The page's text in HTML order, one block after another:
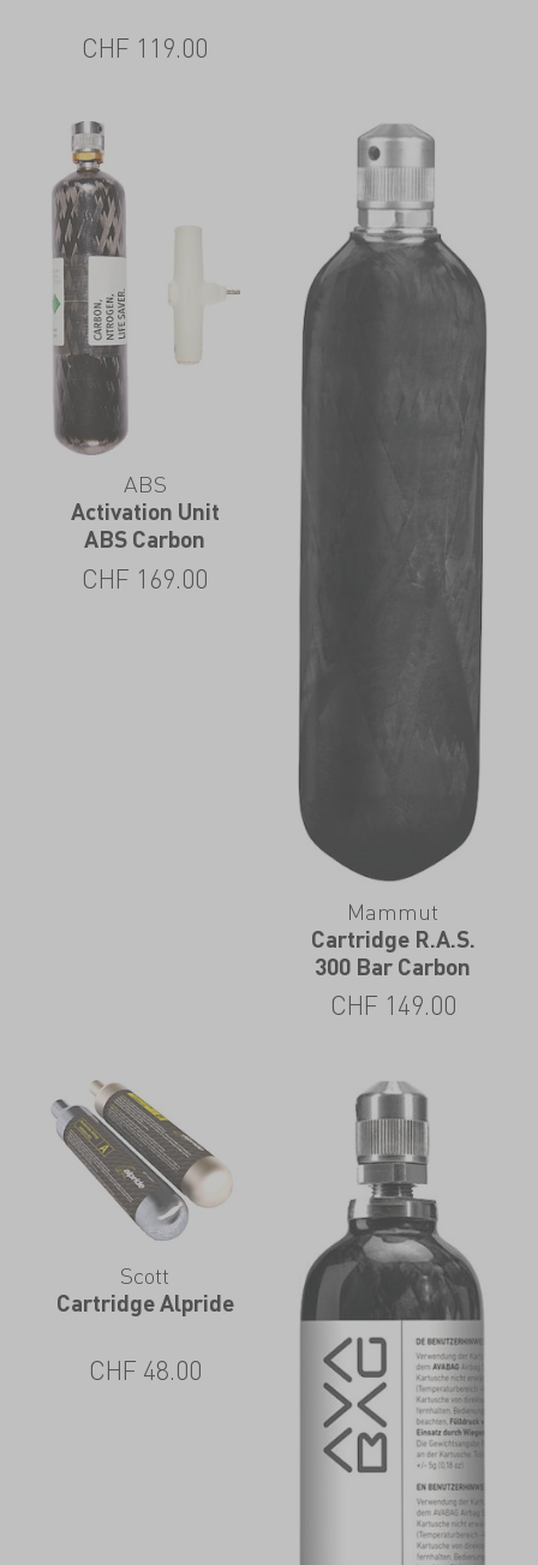
CHF 119.00
ABS
Activation Unit
ABS Carbon
CHF 169.00
Mammut
Cartridge R.A.S.
300 Bar Carbon
CHF 149.00
Scott
Cartridge Alpride
CHF 48.00